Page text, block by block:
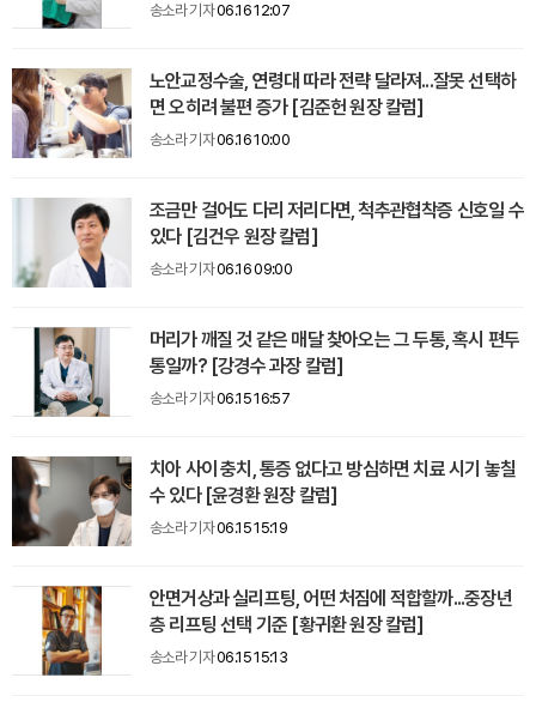
송소라 기자06.16 12:07
노안교정수술, 연령대 따라 전략 달라져...잘못 선택하
면 오히려 불편 증가 [김준헌 원장 칼럼]
송소라 기자06.16 10:00
조금만 걸어도 다리 저리다면, 척추관협착증 신호일 수
있다 [김건우 원장 칼럼]
송소라 기자06.16 09:00
머리가 깨질 것 같은 매달 찾아오는 그 두통, 혹시 편두
통일까? [강경수 과장 칼럼]
송소라 기자06.15 16:57
치아 사이 충치, 통증 없다고 방심하면 치료 시기 놓칠
수 있다 [윤경환 원장 칼럼]
송소라 기자06.15 15:19
안면거상과 실리프팅, 어떤 처짐에 적합할까...중장년
층 리프팅 선택 기준 [황귀환 원장 칼럼]
송소라 기자06.15 15:13